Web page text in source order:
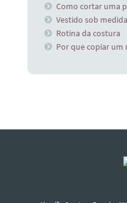
Como cortar uma
Vestido sob
Rotina da costura
Por que copiar um